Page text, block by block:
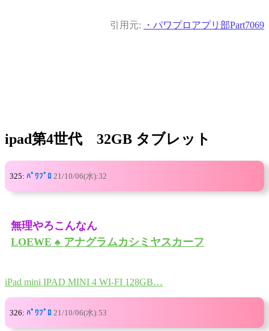
引用元: ・パワプロアプリ部Part7069
ipad第4世代 32GB タブレット
325: ﾊﾟﾜﾌﾟﾛ 21/10/06(水):32
無理やろこんなん
LOEWE ♠ アナグラムカシミヤスカーフ
iPad mini IPAD MINI 4 WI-FI 128GB…
326: ﾊﾟﾜﾌﾟﾛ 21/10/06(水):53